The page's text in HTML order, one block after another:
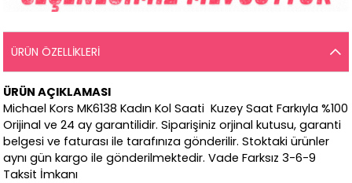
ÜRÜN ÖZELLIKLERI
ÜRÜN AÇIKLAMASI
Michael Kors MK6138 Kadın Kol Saati Kuzey Saat Farkıyla %100
Orijinal ve 24 ay garantilidir. Siparişiniz orjinal kutusu, garanti
belgesi ve faturası ile tarafınıza gönderilir. Stoktaki ürünler
aynı gün kargo ile gönderilmektedir. Vade Farksız 3-6-9
Taksit İmkanı